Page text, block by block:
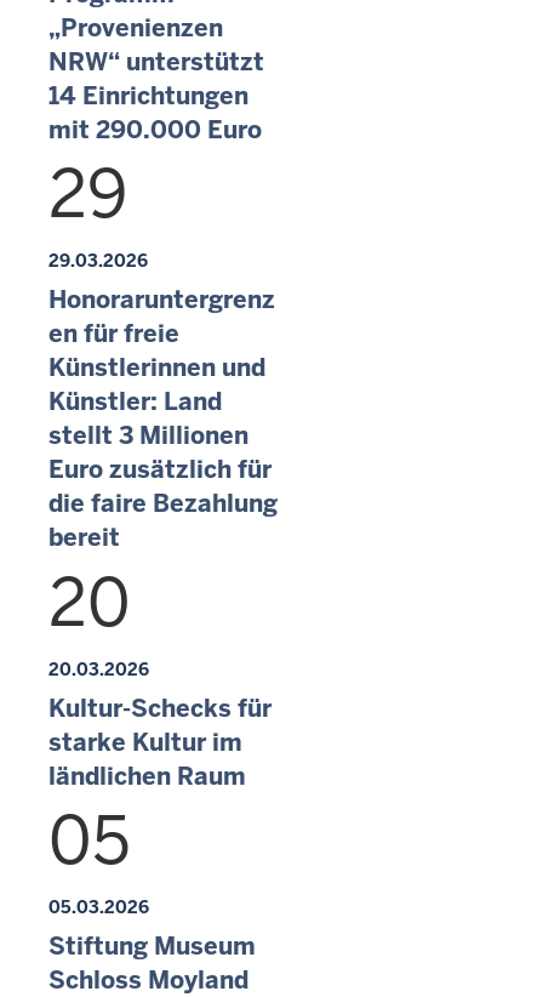
„Provenienzen
NRW“ unterstützt
14 Einrichtungen
mit 290.000 Euro
29
29.03.2026
Honoraruntergrenz
en für freie
Künstlerinnen und
Künstler: Land
stellt 3 Millionen
Euro zusätzlich für
die faire Bezahlung
bereit
20
20.03.2026
Kultur-Schecks für
starke Kultur im
ländlichen Raum
05
05.03.2026
Stiftung Museum
Schloss Moyland